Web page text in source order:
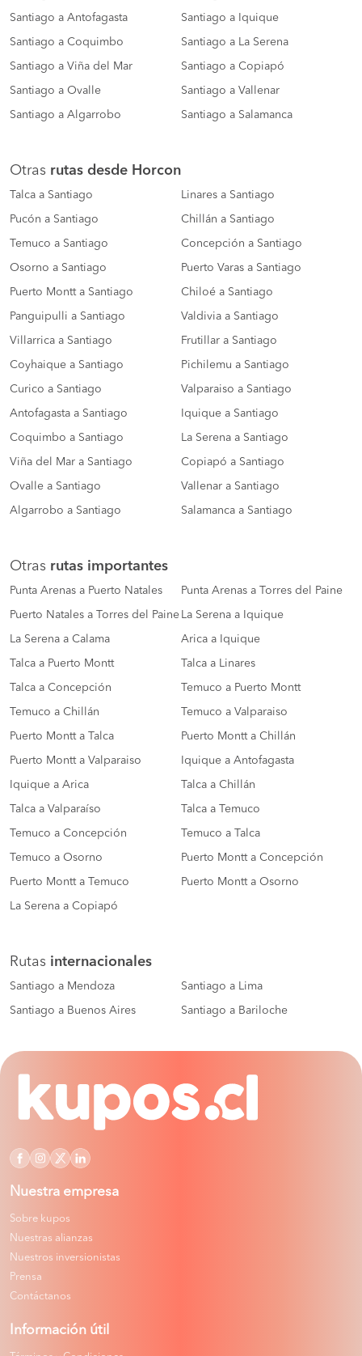
Santiago a Antofagasta Santiago a Iquique
Santiago a Coquimbo Santiago a La Serena
Santiago a Viña del Mar Santiago a Copiapó
Santiago a Ovalle Santiago a Vallenar
Santiago a Algarrobo Santiago a Salamanca
Otras rutas desde Horcon
Talca a Santiago Linares a Santiago
Pucón a Santiago Chillán a Santiago
Temuco a Santiago Concepción a Santiago
Osorno a Santiago Puerto Varas a Santiago
Puerto Montt a Santiago Chiloé a Santiago
Panguipulli a Santiago Valdivia a Santiago
Villarrica a Santiago Frutillar a Santiago
Coyhaique a Santiago Pichilemu a Santiago
Curico a Santiago Valparaiso a Santiago
Antofagasta a Santiago Iquique a Santiago
Coquimbo a Santiago La Serena a Santiago
Viña del Mar a Santiago Copiapó a Santiago
Ovalle a Santiago Vallenar a Santiago
Algarrobo a Santiago Salamanca a Santiago
Otras rutas importantes
Punta Arenas a Puerto Natales Punta Arenas a Torres del Paine
Puerto Natales a Torres del Paine La Serena a Iquique
La Serena a Calama Arica a Iquique
Talca a Puerto Montt Talca a Linares
Talca a Concepción Temuco a Puerto Montt
Temuco a Chillán Temuco a Valparaiso
Puerto Montt a Talca Puerto Montt a Chillán
Puerto Montt a Valparaiso Iquique a Antofagasta
Iquique a Arica Talca a Chillán
Talca a Valparaíso Talca a Temuco
Temuco a Concepción Temuco a Talca
Temuco a Osorno Puerto Montt a Concepción
Puerto Montt a Temuco Puerto Montt a Osorno
La Serena a Copiapó
Rutas internacionales
Santiago a Mendoza Santiago a Lima
Santiago a Buenos Aires Santiago a Bariloche
Nuestra empresa
Sobre kupos
Nuestras alianzas
Nuestros inversionistas
Prensa
Contáctanos
Información útil